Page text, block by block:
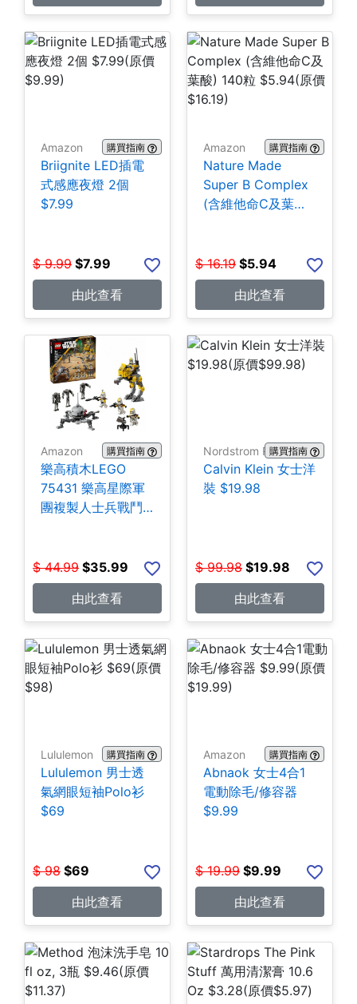
Amazon 購買指南
Briignite LED插電
式感應夜燈 2個
$7.99
$ 9.99 $7.99
由此查看
Amazon 購買指南
Nature Made
Super B Complex
(含維他命C及葉酸)
$ 16.19 $5.94
由此查看
Amazon 購買指南
樂高積木LEGO
75431 樂高星際軍
團複製人士兵戰鬥
$ 44.99 $35.99
由此查看
Nordstrom Rack購買指南
Calvin Klein 女士洋
裝 $19.98
$ 99.98 $19.98
由此查看
Lululemon 購買指南
Lululemon 男士透
氣網眼短袖Polo衫
$69
$ 98 $69
由此查看
Amazon 購買指南
Abnaok 女士4合1
電動除毛/修容器
$9.99
$ 19.99 $9.99
由此查看